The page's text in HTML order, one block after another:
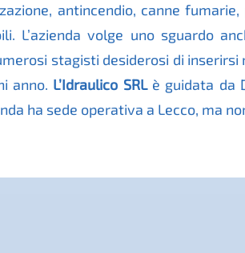
antincendio, canne
L’azienda volge uno sguardo
stagisti desiderosi di inserirsi
anno. L’Idraulico SRLè guidata da
ha sede operativa a Lecco, ma